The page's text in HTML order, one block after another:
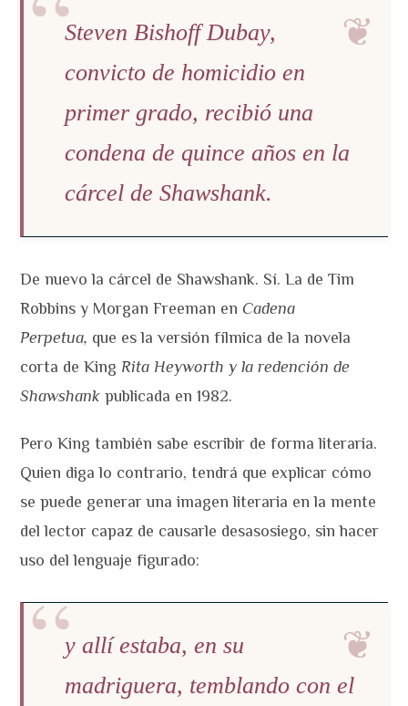
Steven Bishoff Dubay,
convicto de homicidio en
primer grado, recibió una
condena de quince años en la
cárcel de Shawshank.
De nuevo la cárcel de Shawshank. Sí. La de Tim
Robbins y Morgan Freeman enCadena
Perpetua, que es la versión fílmica de la novela
corta de King Rita Heyworth y la redención de
Shawshankpublicada en 1982.
Pero King también sabe escribir de forma literaria.
Quien diga lo contrario, tendrá que explicar cómo
se puede generar una imagen literaria en la mente
del lector capaz de causarle desasosiego, sin hacer
uso del lenguaje figurado:
y allí estaba, en su
madriguera, temblando con el